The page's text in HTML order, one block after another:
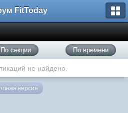
FitToday
По секции По времени
не найдено.
версия